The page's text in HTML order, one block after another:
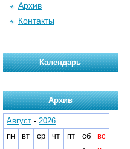
Архив
Контакты
Календарь
Архив
Август - 2026
пн
вт ср чт пт сб
вс